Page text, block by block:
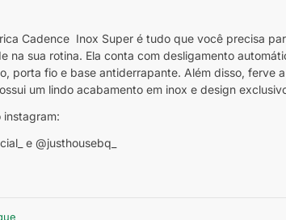
Cadence Inox Super é tudo que você precisa
na sua rotina. Ela conta com desligamento
porta fio e base antiderrapante. Além disso, ferve
um lindo acabamento em inox e design
instagram:
e @justhousebq_